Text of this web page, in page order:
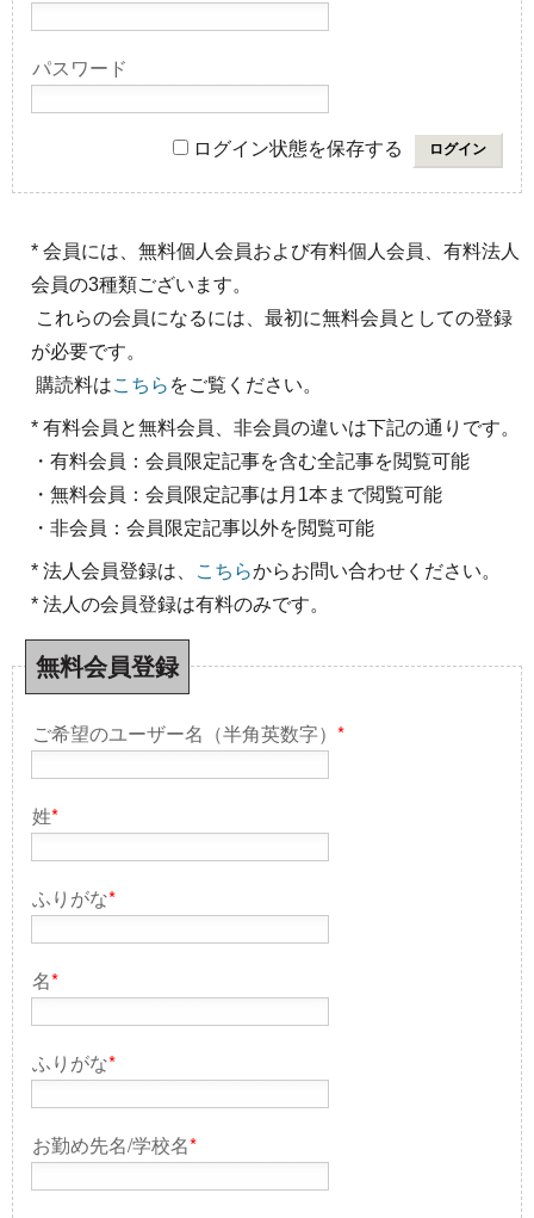
パスワード
ログイン状態を保存する
* 会員には、無料個人会員および有料個人会員、有料法人
会員の3種類ございます。
これらの会員になるには、最初に無料会員としての登録
が必要です。
購読料はこちら をご覧ください。
* 有料会員と無料会員、非会員の違いは下記の通りです。
・有料会員：会員限定記事を含む全記事を閲覧可能
・無料会員：会員限定記事は月1本まで閲覧可能
・非会員：会員限定記事以外を閲覧可能
* 法人会員登録は、 こちらからお問い合わせください。
* 法人の会員登録は有料のみです。
無料会員登録
ご希望のユーザー名（半角英数字） *
姓*
ふりがな*
名*
ふりがな*
お勤め先名/学校名*